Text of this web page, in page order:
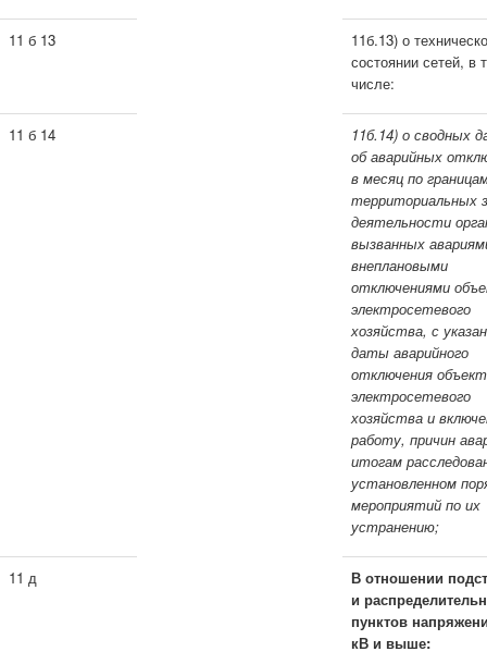
11 б 13
11б.13) о
состоянии сетей, в
числе:
11 б 14
11б.14) о сводных
об аварийных
в месяц по
территориальных
деятельности
вызванных
внеплановыми
отключениями
электросетевого
хозяйства, с
даты аварийного
отключения
электросетевого
хозяйства и
работу, причин
итогам
установленном
мероприятий по их
устранению;
11 д
В отношении
и
пунктов
кВ и выше: